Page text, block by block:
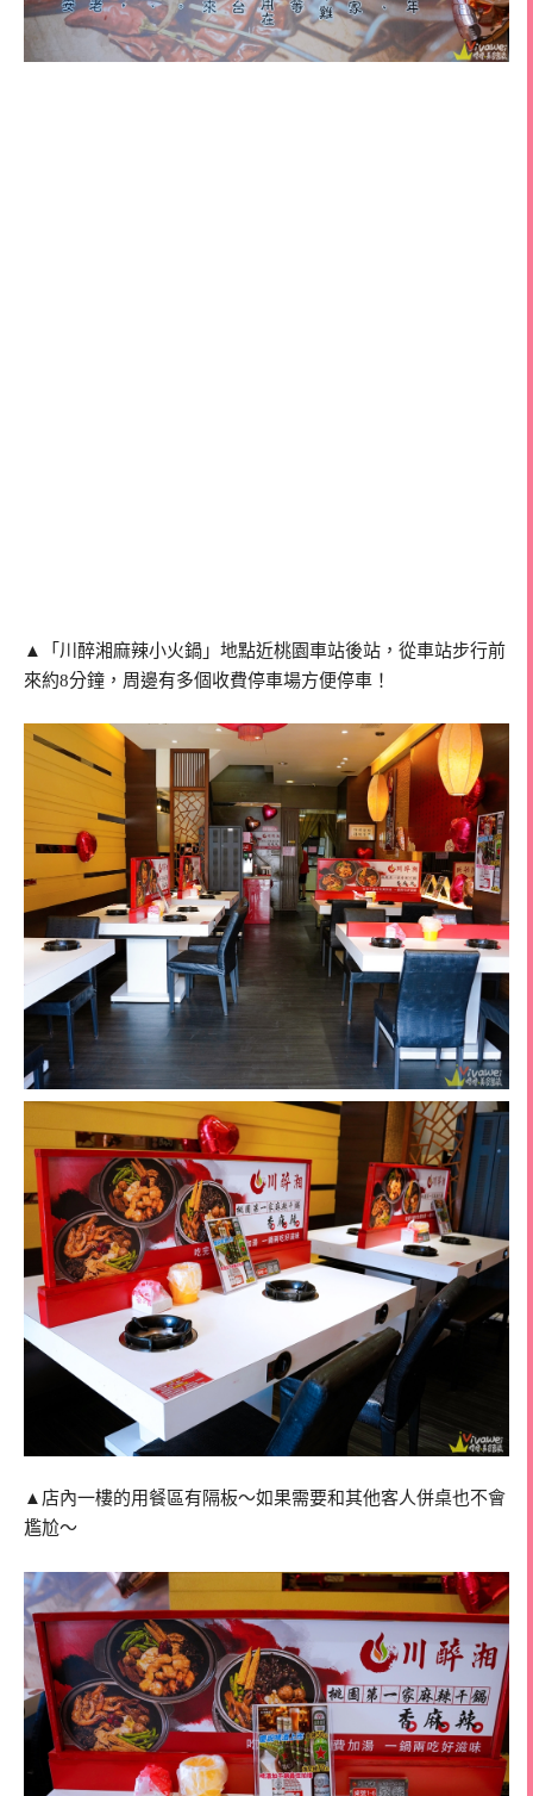
▲「川醉湘麻辣小火鍋」地點近桃園車站後站，從車站步行前
來約8分鐘，周邊有多個收費停車場方便停車！
▲店內一樓的用餐區有隔板～如果需要和其他客人併桌也不會
尷尬～